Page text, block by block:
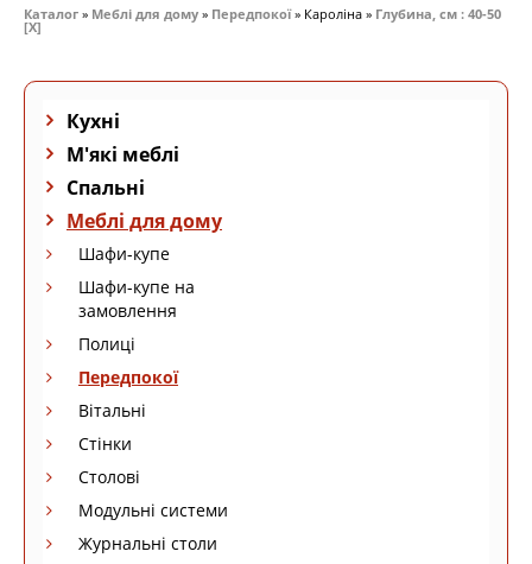
Каталог » Меблі для дому » Передпокої» Кароліна » Глубина, см : 40-50
[X]
Кухні
М'які меблі
Спальні
Меблі для дому
Шафи-купе
Шафи-купе на
замовлення
Полиці
Передпокої
Вітальні
Стінки
Столові
Модульні системи
Журнальні столи